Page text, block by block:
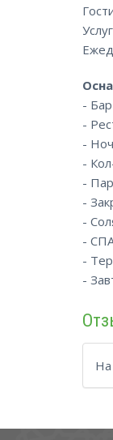
- Бар
-
-
-
-
-
-
-
-
-